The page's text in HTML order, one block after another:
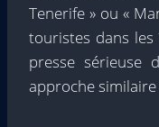
Tenerife » ou «
touristes dans les
presse sérieuse
approche similaire